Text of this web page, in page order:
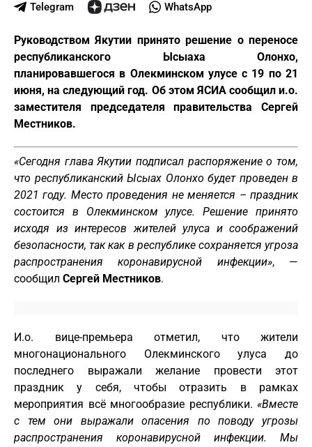
Telegram WhatsApp
Руководством Якутии принято решение о переносе
республиканского Ысыаха Олонхо,
планировавшегося в Олекминском улусе с 19 по 21
июня, на следующий год. Об этом ЯСИА сообщил и.о.
заместителя председателя правительства Сергей
Местников.
«Сегодня глава Якутии подписал распоряжение о том,
что республиканский Ысыах Олонхо будет проведен в
2021 году. Место проведения не меняется – праздник
состоится в Олекминском улусе. Решение принято
исходя из интересов жителей улуса и соображений
безопасности, так как в республике сохраняется угроза
распространения коронавирусной инфекции», —
сообщил Сергей Местников.
И.о. вице-премьера отметил, что жители
многонационального Олекминского улуса до
последнего выражали желание провести этот
праздник у себя, чтобы отразить в рамках
мероприятия всё многообразие республики. «Вместе
с тем они выражали опасения по поводу угрозы
распространения коронавирусной инфекции. Мы